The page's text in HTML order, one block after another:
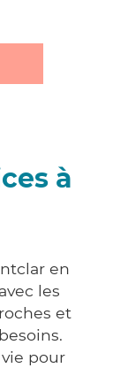
à
en
les
et
pour